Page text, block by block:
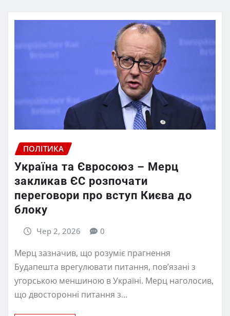
ПОЛІТИКА
Україна та Євросоюз – Мерц
закликав ЄС розпочати
переговори про вступ Києва до
блоку
Чер 2, 2026 0
Мерц зазначив, що розуміє прагнення
Будапешта врегулювати питання, пов’язані з
угорською меншиною в Україні. Мерц наголосив,
що двосторонні питання з…